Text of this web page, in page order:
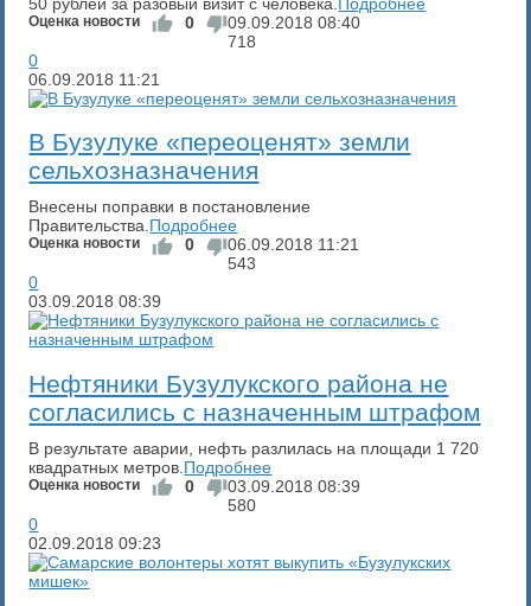
Оценка новости 0 09.09.2018 08:40
718
0
06.09.2018 11:21
В Бузулуке «переоценят» земли
сельхозназначения
Внесены поправки в постановление
Правительства.Подробнее
Оценка новости 0 06.09.2018 11:21
543
0
03.09.2018 08:39
Нефтяники Бузулукского района не
согласились с назначенным штрафом
В результате аварии, нефть разлилась на площади 1 720
квадратных метров. Подробнее
Оценка новости 0 03.09.2018 08:39
580
0
02.09.2018 09:23